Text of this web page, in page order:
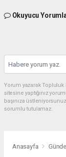
Okuyucu
Yorum yazarak Topluluk
sitesine yaptığınız
başınıza
sorumlu tutulamaz.
Anasayfa